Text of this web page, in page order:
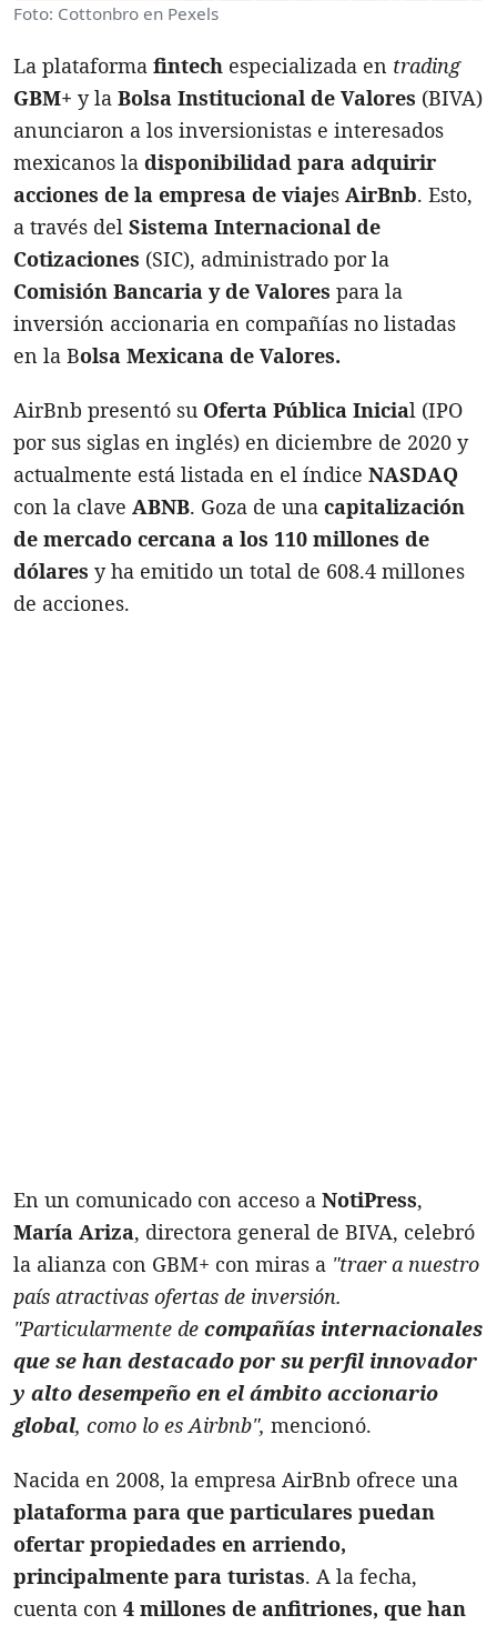
Foto: Cottonbro en Pexels
La plataforma fintech especializada en trading
GBM+ y la Bolsa Institucional de Valores (BIVA)
anunciaron a los inversionistas e interesados
mexicanos la disponibilidad para adquirir
acciones de la empresa de viajes AirBnb. Esto,
a través del Sistema Internacional de
Cotizaciones (SIC), administrado por la
Comisión Bancaria y de Valores para la
inversión accionaria en compañías no listadas
en la Bolsa Mexicana de Valores.
AirBnb presentó su Oferta Pública Inicial (IPO
por sus siglas en inglés) en diciembre de 2020 y
actualmente está listada en el índice NASDAQ
con la clave ABNB. Goza de una capitalización
de mercado cercana a los 110 millones de
dólares y ha emitido un total de 608.4 millones
de acciones.
En un comunicado con acceso a NotiPress,
María Ariza, directora general de BIVA, celebró
la alianza con GBM+ con miras a "traer a nuestro
país atractivas ofertas de inversión.
"Particularmente de compañías internacionales
que se han destacado por su perfil innovador
y alto desempeño en el ámbito accionario
global, como lo es Airbnb", mencionó.
Nacida en 2008, la empresa AirBnb ofrece una
plataforma para que particulares puedan
ofertar propiedades en arriendo,
principalmente para turistas. A la fecha,
cuenta con 4 millones de anfitriones, que han